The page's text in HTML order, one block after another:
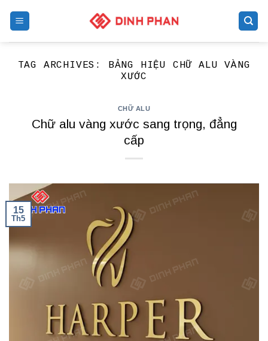
TAG ARCHIVES: BẢNG HIỆU CHỮ ALU VÀNG
XƯỚC
CHỮ ALU
Chữ alu vàng xước sang trọng, đẳng
cấp
15
Th5